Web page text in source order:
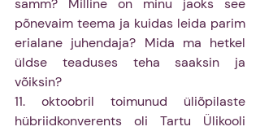
samm? Milline on minu jaoks see
põnevaim teema ja kuidas leida parim
erialane juhendaja? Mida ma hetkel
üldse teaduses teha saaksin ja
võiksin?
11. oktoobril toimunud üliõpilaste
hübriidkonverents oli Tartu Ülikooli